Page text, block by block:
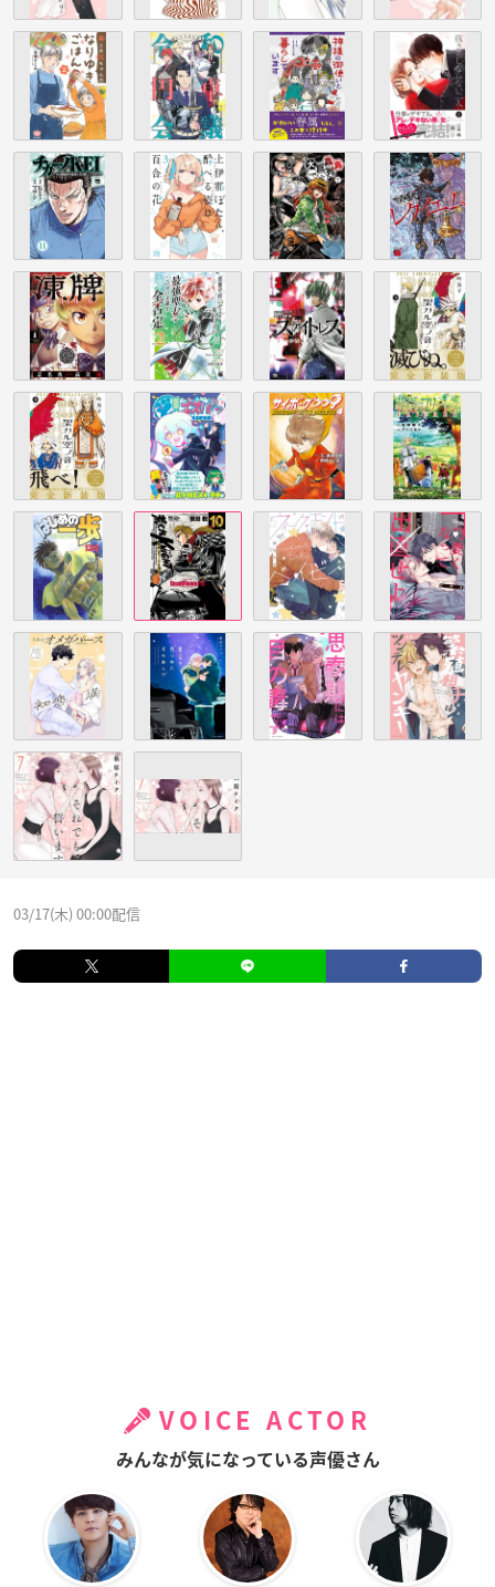
03/17(木) 00:00配信
VOICE ACTOR
みんなが気になっている声優さん